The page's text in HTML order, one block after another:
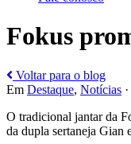
Fokus
Voltar para o blog
Em Destaque, Notícias
O tradicional jantar da
da dupla sertaneja Gian